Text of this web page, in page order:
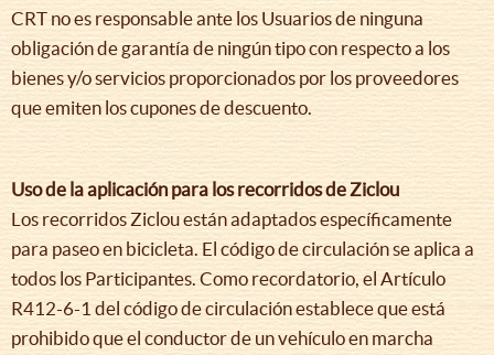
CRT no es responsable ante los Usuarios de ninguna
obligación de garantía de ningún tipo con respecto a los
bienes y/o servicios proporcionados por los proveedores
que emiten los cupones de descuento.
Uso de la aplicación para los recorridos de Ziclou
Los recorridos Ziclou están adaptados específicamente
para paseo en bicicleta. El código de circulación se aplica a
todos los Participantes. Como recordatorio, el Artículo
R412-6-1 del código de circulación establece que está
prohibido que el conductor de un vehículo en marcha